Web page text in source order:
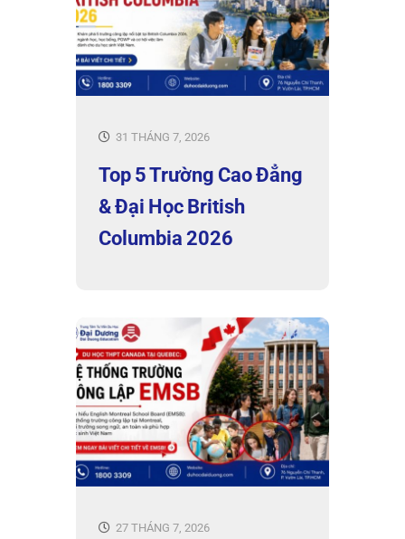
31 THÁNG 7, 2026
Top 5 Trường Cao Đẳng
& Đại Học British
Columbia 2026
27 THÁNG 7, 2026